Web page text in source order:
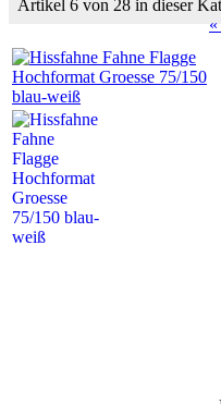
Artikel 6 von 28 in dieser